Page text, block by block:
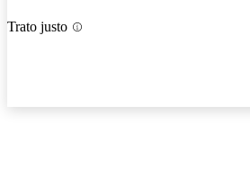
Trato justo